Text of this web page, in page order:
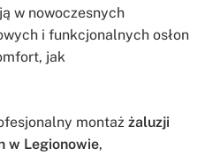
w nowoczesnych
i funkcjonalnych osłon
jak
montaż żaluzji
w Legionowie,